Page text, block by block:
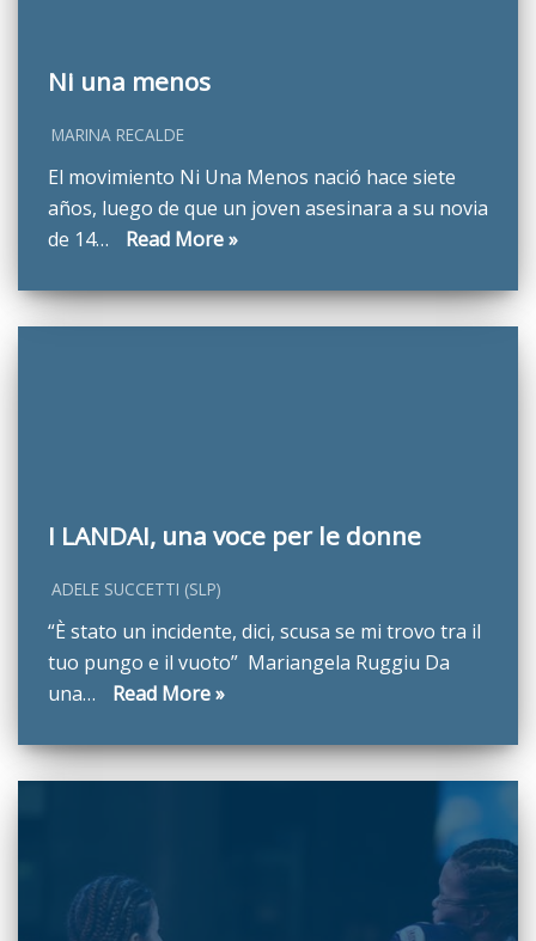
Ni una menos
MARINA RECALDE
El movimiento Ni Una Menos nació hace siete
años, luego de que un joven asesinara a su novia
de 14…
Read More »
I LANDAI, una voce per le donne
ADELE SUCCETTI (SLP)
“È stato un incidente, dici, scusa se mi trovo tra il
tuo pungo e il vuoto” Mariangela Ruggiu Da
una…
Read More »